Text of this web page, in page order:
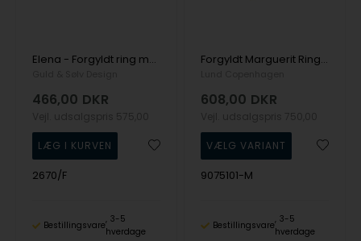
Elena - Forgyldt ring med bølget design - Seville
466,00 DKR
2670/F
Bestillingsvare
3-5
hverdage
Forgyldt Marguerit Ring m. Sommerfugl fra Lund Copenhagen
608,00 DKR
9075101-M
Bestillingsvare
3-5
hverdage